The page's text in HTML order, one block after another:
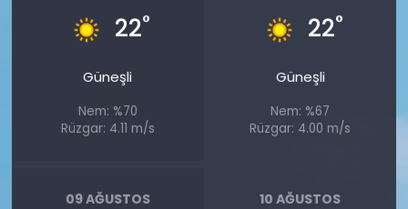
22°
Güneşli
Nem: %70
Rüzgar: 4.11 m/s
22°
Güneşli
Nem: %67
Rüzgar: 4.00 m/s
09 AĞUSTOS 10 AĞUSTOS